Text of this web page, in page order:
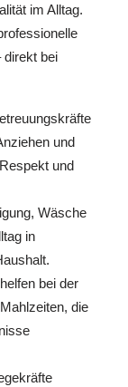
im Alltag.
direkt bei
und
und
Wäsche
in
bei der
die